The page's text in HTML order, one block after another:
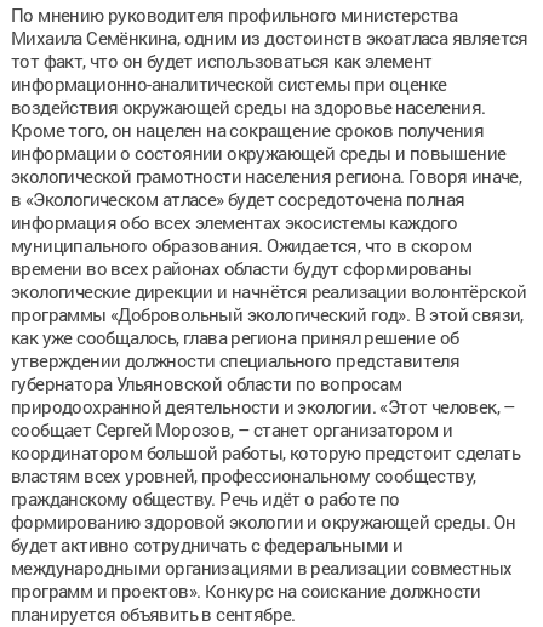
По мнению руководителя профильного министерства
Михаила Семёнкина, одним из достоинств экоатласа является
тот факт, что он будет использоваться как элемент
информационно-аналитической системы при оценке
воздействия окружающей среды на здоровье населения.
Кроме того, он нацелен на сокращение сроков получения
информации о состоянии окружающей среды и повышение
экологической грамотности населения региона. Говоря иначе,
в «Экологическом атласе» будет сосредоточена полная
информация обо всех элементах экосистемы каждого
муниципального образования. Ожидается, что в скором
времени во всех районах области будут сформированы
экологические дирекции и начнётся реализации волонтёрской
программы «Добровольный экологический год». В этой связи,
как уже сообщалось, глава региона принял решение об
утверждении должности специального представителя
губернатора Ульяновской области по вопросам
природоохранной деятельности и экологии. «Этот человек, –
сообщает Сергей Морозов, – станет организатором и
координатором большой работы, которую предстоит сделать
властям всех уровней, профессиональному сообществу,
гражданскому обществу. Речь идёт о работе по
формированию здоровой экологии и окружающей среды. Он
будет активно сотрудничать с федеральными и
международными организациями в реализации совместных
программ и проектов». Конкурс на соискание должности
планируется объявить в сентябре.